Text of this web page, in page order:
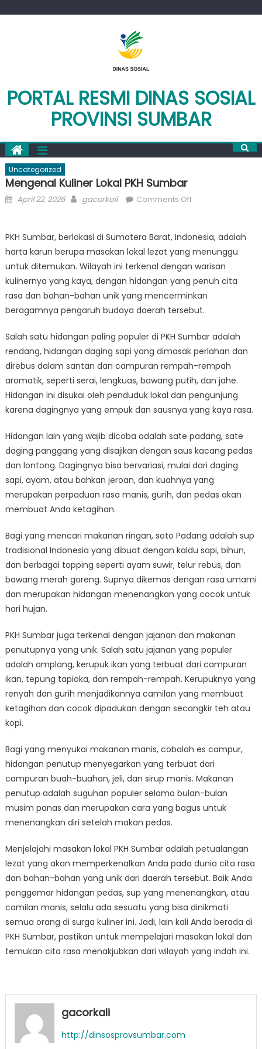
PORTAL RESMI DINAS SOSIAL
PROVINSI SUMBAR
Uncategorized
Mengenal Kuliner Lokal PKH Sumbar
Posted
April 22, 2026 Author
gacorkali Comments Offon
Lokal
PKH
Sumbar
PKH Sumbar, berlokasi di Sumatera Barat, Indonesia, adalah
harta karun berupa masakan lokal lezat yang menunggu
untuk ditemukan. Wilayah ini terkenal dengan warisan
kulinernya yang kaya, dengan hidangan yang penuh cita
rasa dan bahan-bahan unik yang mencerminkan
beragamnya pengaruh budaya daerah tersebut.
Salah satu hidangan paling populer di PKH Sumbar adalah
rendang, hidangan daging sapi yang dimasak perlahan dan
direbus dalam santan dan campuran rempah-rempah
aromatik, seperti serai, lengkuas, bawang putih, dan jahe.
Hidangan ini disukai oleh penduduk lokal dan pengunjung
karena dagingnya yang empuk dan sausnya yang kaya rasa.
Hidangan lain yang wajib dicoba adalah sate padang, sate
daging panggang yang disajikan dengan saus kacang pedas
dan lontong. Dagingnya bisa bervariasi, mulai dari daging
sapi, ayam, atau bahkan jeroan, dan kuahnya yang
merupakan perpaduan rasa manis, gurih, dan pedas akan
membuat Anda ketagihan.
Bagi yang mencari makanan ringan, soto Padang adalah sup
tradisional Indonesia yang dibuat dengan kaldu sapi, bihun,
dan berbagai topping seperti ayam suwir, telur rebus, dan
bawang merah goreng. Supnya dikemas dengan rasa umami
dan merupakan hidangan menenangkan yang cocok untuk
hari hujan.
PKH Sumbar juga terkenal dengan jajanan dan makanan
penutupnya yang unik. Salah satu jajanan yang populer
adalah amplang, kerupuk ikan yang terbuat dari campuran
ikan, tepung tapioka, dan rempah-rempah. Kerupuknya yang
renyah dan gurih menjadikannya camilan yang membuat
ketagihan dan cocok dipadukan dengan secangkir teh atau
kopi.
Bagi yang menyukai makanan manis, cobalah es campur,
hidangan penutup menyegarkan yang terbuat dari
campuran buah-buahan, jeli, dan sirup manis. Makanan
penutup adalah suguhan populer selama bulan-bulan
musim panas dan merupakan cara yang bagus untuk
menenangkan diri setelah makan pedas.
Menjelajahi masakan lokal PKH Sumbar adalah petualangan
lezat yang akan memperkenalkan Anda pada dunia cita rasa
dan bahan-bahan yang unik dari daerah tersebut. Baik Anda
penggemar hidangan pedas, sup yang menenangkan, atau
camilan manis, selalu ada sesuatu yang bisa dinikmati
semua orang di surga kuliner ini. Jadi, lain kali Anda berada di
PKH Sumbar, pastikan untuk mempelajari masakan lokal dan
temukan cita rasa menakjubkan dari wilayah yang indah ini.
gacorkali
http://dinsosprovsumbar.com